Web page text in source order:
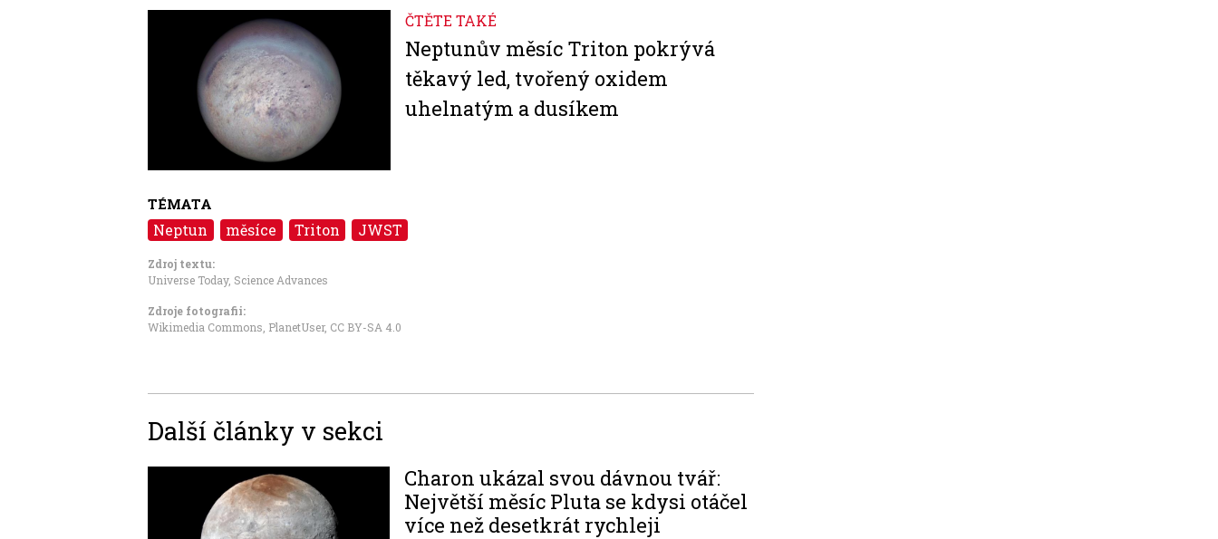
ČTĚTE TAKÉ
Neptunův měsíc Triton pokrývá
těkavý led, tvořený oxidem
uhelnatým a dusíkem
TÉMATA
Neptun měsíce Triton JWST
Zdroj textu:
Universe Today, Science Advances
Zdroje fotografii:
Wikimedia Commons, PlanetUser, CC BY-SA 4.0
Další články v sekci
Charon ukázal svou dávnou tvář:
Největší měsíc Pluta se kdysi otáčel
více než desetkrát rychleji